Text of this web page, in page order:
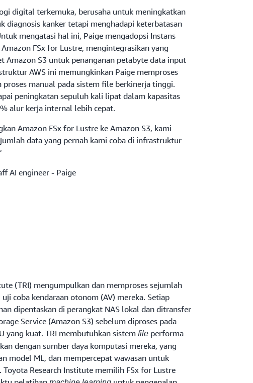
digital terkemuka, berusaha untuk meningkatkan
diagnosis kanker tetapi menghadapi keterbatasan
mengatasi hal ini, Paige mengadopsi Instans
FSx for Lustre, mengintegrasikan yang
Amazon S3 untuk penanganan petabyte data input
AWS ini memungkinkan Paige memproses
proses manual pada sistem file berkinerja tinggi.
peningkatan sepuluh kali lipat dalam kapasitas
alur kerja internal lebih cepat.
Amazon FSx for Lustre ke Amazon S3, kami
data yang pernah kami coba di infrastruktur
AI engineer - Paige
(TRI) mengumpulkan dan memproses sejumlah
coba kendaraan otonom (AV) mereka. Setiap
dipentaskan di perangkat NAS lokal dan ditransfer
Service (Amazon S3) sebelum diproses pada
yang kuat. TRI membutuhkan sistem file performa
dengan sumber daya komputasi mereka, yang
model ML, dan mempercepat wawasan untuk
Research Institute memilih FSx for Lustre